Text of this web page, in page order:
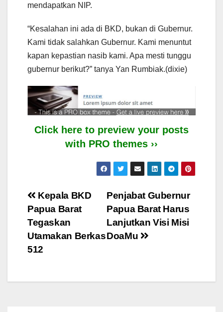
mendapatkan NIP.
“Kesalahan ini ada di BKD, bukan di Gubernur.
Kami tidak salahkan Gubernur. Kami menuntut
kapan kepastian nasib kami. Apa mesti tunggu
gubernur berikut?” tanya Yan Rumbiak.(dixie)
Click here to preview your posts
with PRO themes ››
Post
navigation
Penjabat Gubernur
Papua Barat Harus
Lanjutkan Visi Misi
DoaMu
Kepala BKD
Papua Barat
Tegaskan
Utamakan Berkas
512